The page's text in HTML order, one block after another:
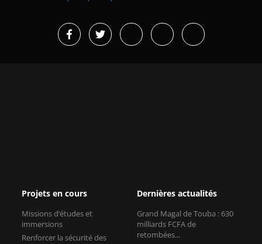
Projets en cours
Missions d’études et
immersions
Renforcer la sécurité des
Dernières actualités
Grand Magal de Touba : 630
milliards FCFA de
retombées...